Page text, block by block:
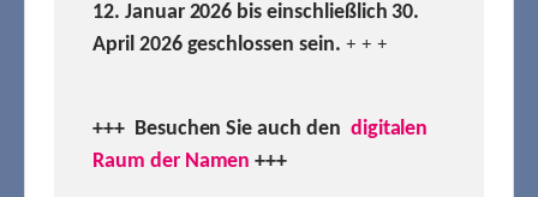
12. Januar 2026 bis einschließlich 30.
April 2026 geschlossen sein. + + +
+++ Besuchen Sie auch den digitalen
Raum der Namen +++